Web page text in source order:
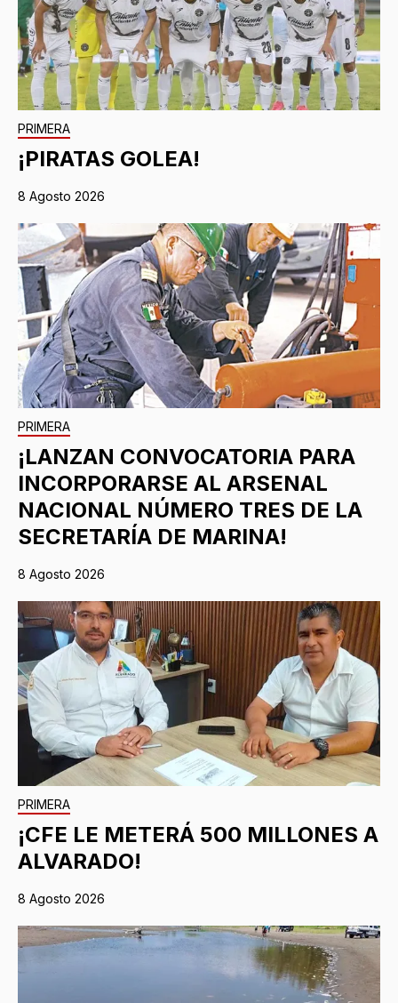
PRIMERA
¡PIRATAS GOLEA!
8 Agosto 2026
PRIMERA
¡LANZAN CONVOCATORIA PARA
INCORPORARSE AL ARSENAL
NACIONAL NÚMERO TRES DE LA
SECRETARÍA DE MARINA!
8 Agosto 2026
PRIMERA
¡CFE LE METERÁ 500 MILLONES A
ALVARADO!
8 Agosto 2026